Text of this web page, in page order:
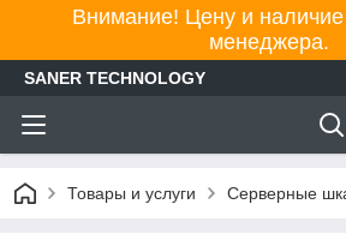
Внимание! Цену и наличие
менеджера.
SANER TECHNOLOGY
Товары и услуги Серверные